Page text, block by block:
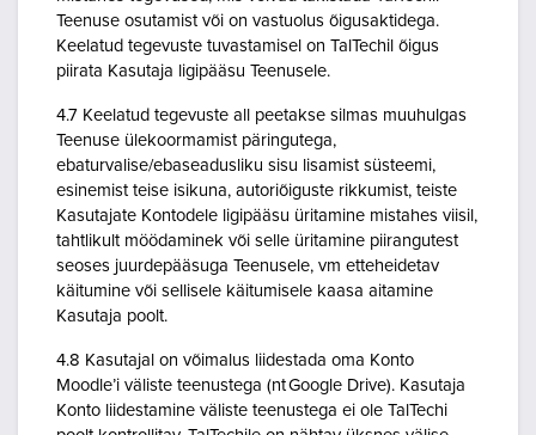
Teenuse osutamist või on vastuolus õigusaktidega.
Keelatud tegevuste tuvastamisel on TalTechil õigus
piirata Kasutaja ligipääsu Teenusele.
4.7 Keelatud tegevuste all peetakse silmas muuhulgas
Teenuse ülekoormamist päringutega,
ebaturvalise/ebaseadusliku sisu lisamist süsteemi,
esinemist teise isikuna, autoriõiguste rikkumist, teiste
Kasutajate Kontodele ligipääsu üritamine mistahes viisil,
tahtlikult möödaminek või selle üritamine piirangutest
seoses juurdepääsuga Teenusele, vm etteheidetav
käitumine või sellisele käitumisele kaasa aitamine
Kasutaja poolt.
4.8 Kasutajal on võimalus liidestada oma Konto
Moodle’i väliste teenustega (nt Google Drive). Kasutaja
Konto liidestamine väliste teenustega ei ole TalTechi